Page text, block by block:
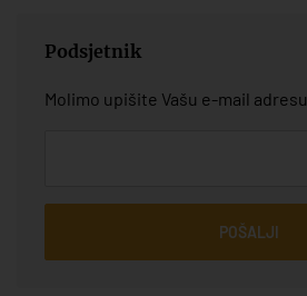
Podsjetnik
Molimo upišite Vašu e-mail adresu
POŠALJI